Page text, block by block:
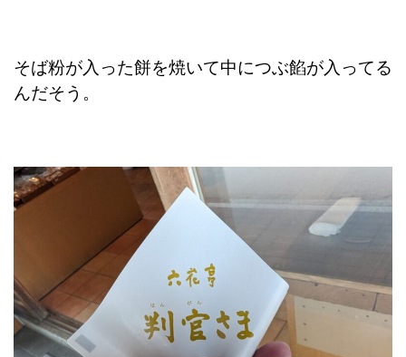
そば粉が入った餅を焼いて中につぶ餡が入ってる
んだそう。